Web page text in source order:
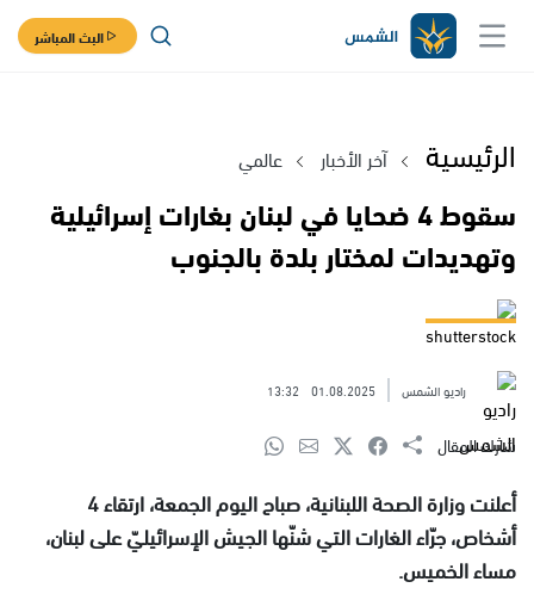
البث المباشر
الرئيسية آخر الأخبار عالمي
سقوط 4 ضحايا في لبنان بغارات إسرائيلية
وتهديدات لمختار بلدة بالجنوب
shutterstock
راديو الشمس 01.08.2025
13:32
شارك المقال
أعلنت وزارة الصحة اللبنانية، صباح اليوم الجمعة، ارتقاء 4
أشخاص، جرّاء الغارات التي شنّها الجيش الإسرائيليّ على لبنان،
مساء الخميس.